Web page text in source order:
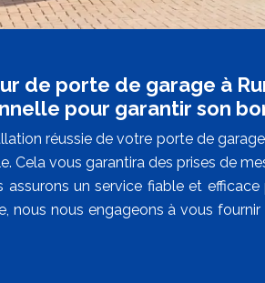
de porte de garage à
pour garantir son
réussie de votre porte de
Cela vous garantira des prises de
assurons un service fiable et
nous nous engageons à vous